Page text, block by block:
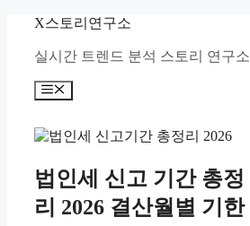
X스토리연구소
실시간 트렌드 분석 스토리 연구소
메
법인세 신고 기간 총정
리 2026 결산월별 기한